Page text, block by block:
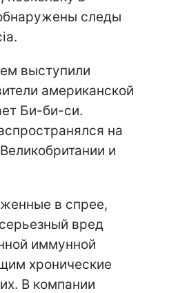
следы
выступили
американской
Би-би-си.
на
и
в спрее,
вред
иммунной
хронические
В компании